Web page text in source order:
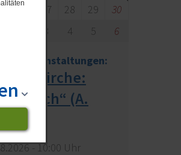
26 27 28 29
30
3 4 5 6
Veranstaltungen:
(A.
- 10:00 Uhr